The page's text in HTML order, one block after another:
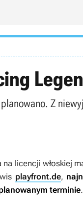
Z
licencji włoskiej
playfront.de,
terminie.